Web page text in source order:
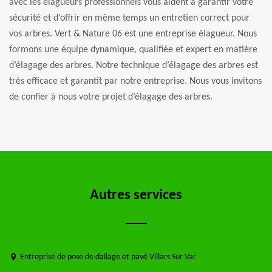
avec les élagueurs professionnels vous aident à garantir votre
sécurité et d’offrir en même temps un entretien correct pour
vos arbres. Vert & Nature 06 est une entreprise élagueur. Nous
formons une équipe dynamique, qualifiée et expert en matière
d’élagage des arbres. Notre technique d’élagage des arbres est
très efficace et garantit par notre entreprise. Nous vous invitons
de confier à nous votre projet d’élagage des arbres.
Autres services
Entreprise de pose de dallage et pavé Villars Sur Var